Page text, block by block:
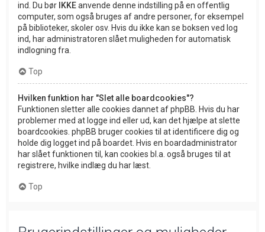
ind. Du bør IKKEanvende denne indstilling på en offentlig
computer, som også bruges af andre personer, for eksempel
på biblioteker, skoler osv. Hvis du ikke kan se boksen ved log
ind, har administratoren slået muligheden for automatisk
indlogning fra.
Top
Hvilken funktion har "Slet alle boardcookies"?
Funktionen sletter alle cookies dannet af phpBB. Hvis du har
problemer med at logge ind eller ud, kan det hjælpe at slette
boardcookies. phpBB bruger cookies til at identificere dig og
holde dig logget ind på boardet. Hvis en boardadministrator
har slået funktionen til, kan cookies bl.a. også bruges til at
registrere, hvilke indlæg du har læst.
Top